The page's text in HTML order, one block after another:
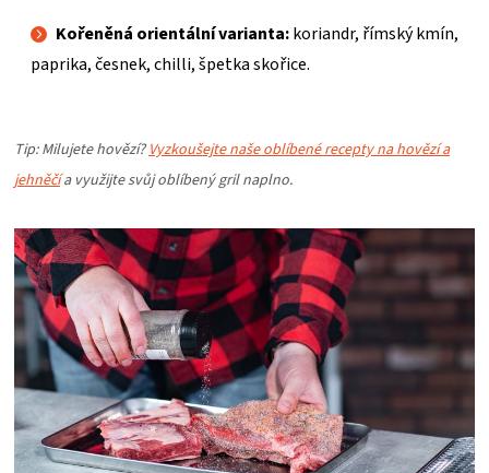
Kořeněná orientální varianta:koriandr, římský kmín,
paprika, česnek, chilli, špetka skořice.
Tip: Milujete hovězí? Vyzkoušejte naše oblíbené recepty na hovězí a
jehněčía využijte svůj oblíbený gril naplno.